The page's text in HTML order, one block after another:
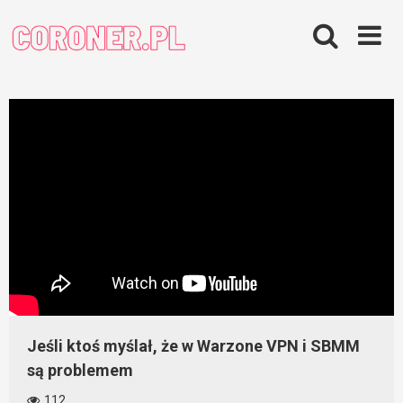
content
Jeśli ktoś myślał, że w Warzone VPN i SBMM
są problemem
112